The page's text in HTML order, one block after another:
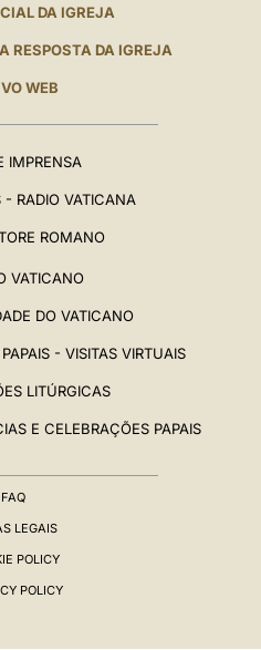
DA IGREJA
RESPOSTA DA IGREJA
WEB
IMPRENSA
RADIO VATICANA
ROMANO
VATICANO
DO VATICANO
- VISITAS VIRTUAIS
LITÚRGICAS
E CELEBRAÇÕES PAPAIS
FAQ
LEGAIS
POLICY
POLICY